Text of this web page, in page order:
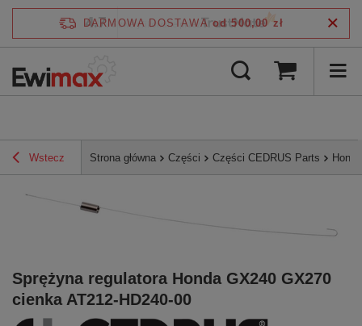
DARMOWA DOSTAWA od 500,00 zł
Wstecz Strona główna Części Części CEDRUS Parts Honda
Sprężyna regulatora Honda GX240 GX270
cienka AT212-HD240-00
4.7/5 zweryfikowane przez